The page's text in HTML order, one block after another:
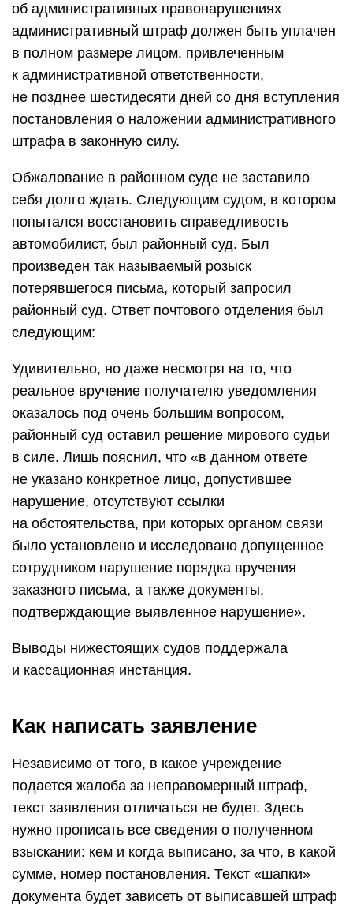
об административных правонарушениях
административный штраф должен быть уплачен
в полном размере лицом, привлеченным
к административной ответственности,
не позднее шестидесяти дней со дня вступления
постановления о наложении административного
штрафа в законную силу.
Обжалование в районном суде не заставило
себя долго ждать. Следующим судом, в котором
попытался восстановить справедливость
автомобилист, был районный суд. Был
произведен так называемый розыск
потерявшегося письма, который запросил
районный суд. Ответ почтового отделения был
следующим:
Удивительно, но даже несмотря на то, что
реальное вручение получателю уведомления
оказалось под очень большим вопросом,
районный суд оставил решение мирового судьи
в силе. Лишь пояснил, что «в данном ответе
не указано конкретное лицо, допустившее
нарушение, отсутствуют ссылки
на обстоятельства, при которых органом связи
было установлено и исследовано допущенное
сотрудником нарушение порядка вручения
заказного письма, а также документы,
подтверждающие выявленное нарушение».
Выводы нижестоящих судов поддержала
и кассационная инстанция.
Как написать заявление
Независимо от того, в какое учреждение
подается жалоба за неправомерный штраф,
текст заявления отличаться не будет. Здесь
нужно прописать все сведения о полученном
взыскании: кем и когда выписано, за что, в какой
сумме, номер постановления. Текст «шапки»
документа будет зависеть от выписавшей штраф